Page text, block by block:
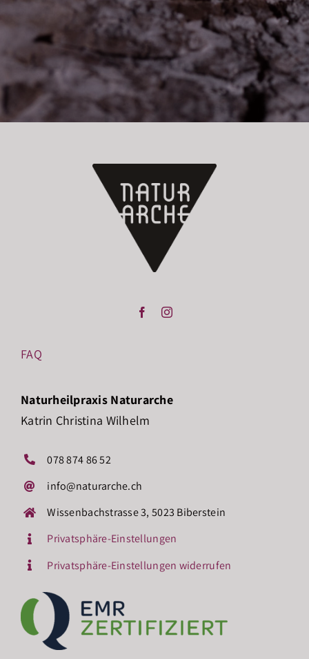
Jetzt anmelden!
FAQ
Naturheilpraxis Naturarche
Katrin Christina Wilhelm
078 874 86 52
info@naturarche.ch
Wissenbachstrasse 3, 5023 Biberstein
Privatsphäre-Einstellungen
Privatsphäre-Einstellungen widerrufen